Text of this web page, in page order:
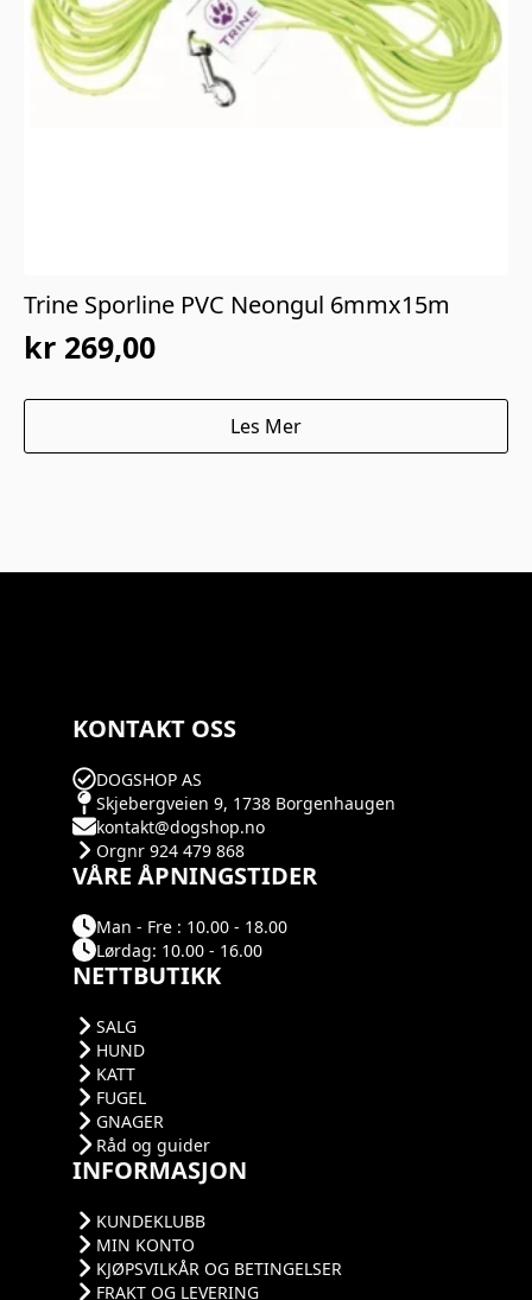
Trine Sporline PVC Neongul 6mmx15m
kr 269,00
Les Mer
KONTAKT OSS
DOGSHOP AS
Skjebergveien 9, 1738 Borgenhaugen
kontakt@dogshop.no
Orgnr 924 479 868
VÅRE ÅPNINGSTIDER
Man - Fre : 10.00 - 18.00
Lørdag: 10.00 - 16.00
NETTBUTIKK
SALG
HUND
KATT
FUGEL
GNAGER
Råd og guider
INFORMASJON
KUNDEKLUBB
MIN KONTO
KJØPSVILKÅR OG BETINGELSER
FRAKT OG LEVERING